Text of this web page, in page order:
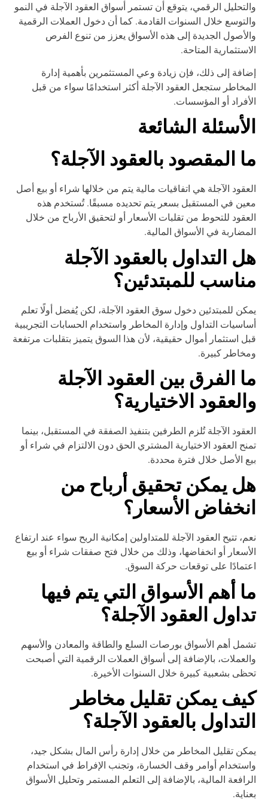
الرقمي، يتوقع أن تستمر أسواق العقود الآجلة في النمو
خلال السنوات القادمة. كما أن دخول العملات الرقمية
الجديدة إلى هذه الأسواق يعزز من تنوع الفرص
المتاحة.
إلى ذلك، فإن زيادة وعي المستثمرين بأهمية إدارة
ستجعل العقود الآجلة أكثر استخدامًا سواء من قبل
أو المؤسسات.
الشائعة
المقصود بالعقود الآجلة؟
الآجلة هي اتفاقيات مالية يتم من خلالها شراء أو بيع أصل
في المستقبل بسعر يتم تحديده مسبقًا. تُستخدم هذه
للتحوط من تقلبات الأسعار أو لتحقيق الأرباح من خلال
في الأسواق المالية.
التداول بالعقود الآجلة
للمبتدئين؟
للمبتدئين دخول سوق العقود الآجلة، لكن يُفضل أولًا تعلم
التداول وإدارة المخاطر واستخدام الحسابات التجريبية
استثمار أموال حقيقية، لأن هذا السوق يتميز بتقلبات مرتفعة
كبيرة.
الفرق بين العقود الآجلة
الاختيارية؟
الآجلة تُلزم الطرفين بتنفيذ الصفقة في المستقبل، بينما
العقود الاختيارية المشتري الحق دون الالتزام في شراء أو
الأصل خلال فترة محددة.
يمكن تحقيق أرباح من
الأسعار؟
تتيح العقود الآجلة للمتداولين إمكانية الربح سواء عند ارتفاع
أو انخفاضها، وذلك من خلال فتح صفقات شراء أو بيع
على توقعات حركة السوق.
أهم الأسواق التي يتم فيها
العقود الآجلة؟
أهم الأسواق بورصات السلع والطاقة والمعادن والأسهم
بالإضافة إلى أسواق العملات الرقمية التي أصبحت
بشعبية كبيرة خلال السنوات الأخيرة.
يمكن تقليل مخاطر
بالعقود الآجلة؟
تقليل المخاطر من خلال إدارة رأس المال بشكل جيد،
أوامر وقف الخسارة، وتجنب الإفراط في استخدام
المالية، بالإضافة إلى التعلم المستمر وتحليل الأسواق